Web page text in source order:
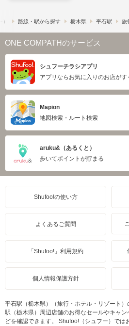
路線・駅から探す 栃木県 平石駅 旅
ONE COMPATHのサービス
シュフーチラシアプリ
アプリならお気に入りのお店がす
Mapion
地図検索・ルート検索
aruku&（あるくと）
歩いてポイントが貯まる
Shufoo!の使い方
よくあるご質問
「Shufoo!」利用規約
個人情報保護方針
平石駅（栃木県）（旅行・ホテル・リゾート
駅（栃木県）周辺店舗のお得なセールやキャ
どを確認できます。 Shufoo!（シュフー）では